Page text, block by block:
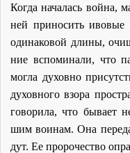
Ко­гда на­ча­лась вой­на,
ней при­но­сить
оди­на­ко­вой дли­ны,
ние вспо­ми­на­ли, что
мог­ла ду­хов­но
ду­хов­но­го взо­ра
го­во­ри­ла, что бы­ва­ет
шим во­и­нам. Она
дут. Ее про­ро­че­ство